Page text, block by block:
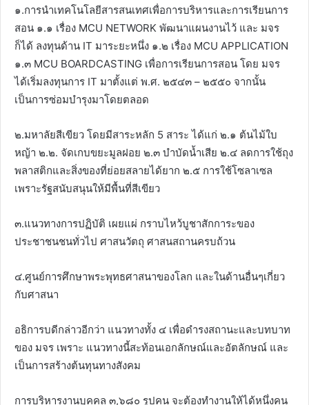
๑.การนำเทคโนโลยีสารสนเทศเพื่อการบริหารและการเรียนการ
สอน ๑.๑ เรื่อง MCU NETWORK พัฒนาแผนงานไว้ และ มจร
ก็ได้ ลงทุนด้าน IT มาระยะหนึ่ง ๑.๒ เรื่อง MCU APPLICATION
๑.๓ MCU BOARDCASTING เพื่อการเรียนการสอน โดย มจร
ได้เริ่มลงทุนการ IT มาตั้งแต่ พ.ศ. ๒๕๔๓ – ๒๕๕๐ จากนั้น
เป็นการซ่อมบำรุงมาโดยตลอด
๒.มหาลัยสีเขียว โดยมีสาระหลัก 5 สาระ ได้แก่ ๒.๑ ต้นไม้ใบ
หญ้า ๒.๒. จัดเกบขยะมูลฝอย ๒.๓ บำบัดน้ำเสีย ๒.๔ ลดการใช้ถุง
พลาสติกและสิ่งของที่ย่อยสลายได้ยาก ๒.๕ การใช้โซลาเซล
เพราะรัฐสนับสนุนให้มีพื้นที่สีเขียว
๓.แนวทางการปฏิบัติ เผยแผ่ กราบไหว้บูชาสักการะของ
ประชาชนชนทั่วไป ศาสนวัตถุ ศาสนสถานครบถ้วน
๔.ศูนย์การศึกษาพระพุทธศาสนาของโลก และในด้านอื่นๆเกี่ยว
กับศาสนา
อธิการบดีกล่าวอีกว่า แนวทางทั้ง ๔ เพื่อดำรงสถานะและบทบาท
ของ มจร เพราะ แนวทางนี้สะท้อนเอกลักษณ์และอัตลักษณ์ และ
เป็นการสร้างต้นทุนทางสังคม
การบริหารงานบุคคล ๓,๖๘๐ รูปคน จะต้องทำงานให้ได้หนึ่งคน